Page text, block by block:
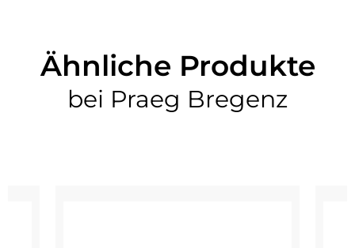
Ähnliche Produkte
bei Praeg Bregenz